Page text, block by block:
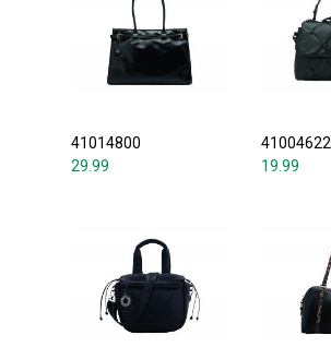
41014800
29.99
41004622
19.99